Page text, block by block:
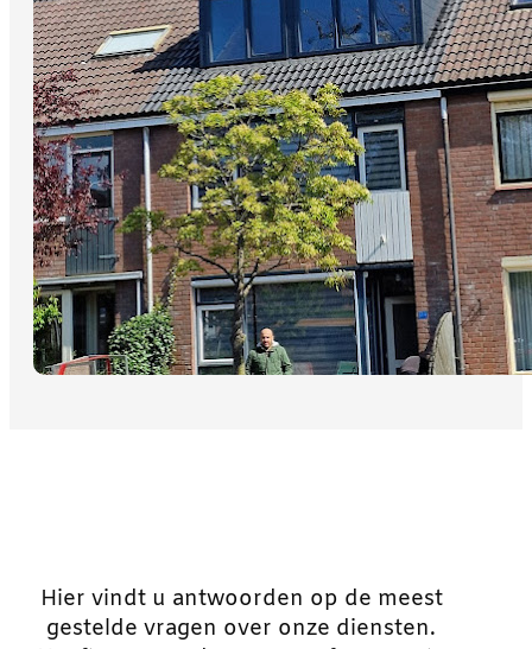
Hier vindt u antwoorden op de meest
gestelde vragen over onze diensten.